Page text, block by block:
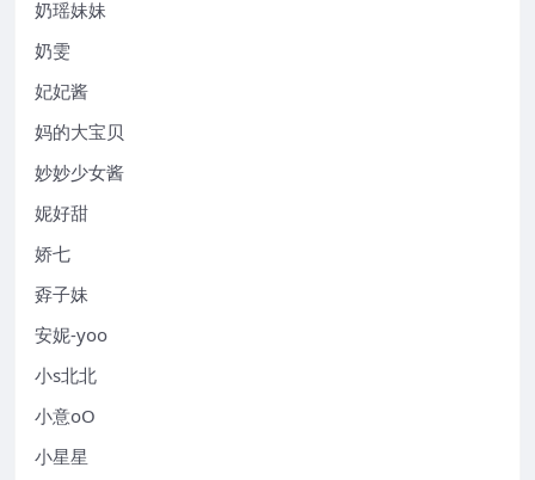
奶瑶妹妹
奶雯
妃妃酱
妈的大宝贝
妙妙少女酱
妮好甜
娇七
孬子妹
安妮-yoo
小s北北
小意oO
小星星